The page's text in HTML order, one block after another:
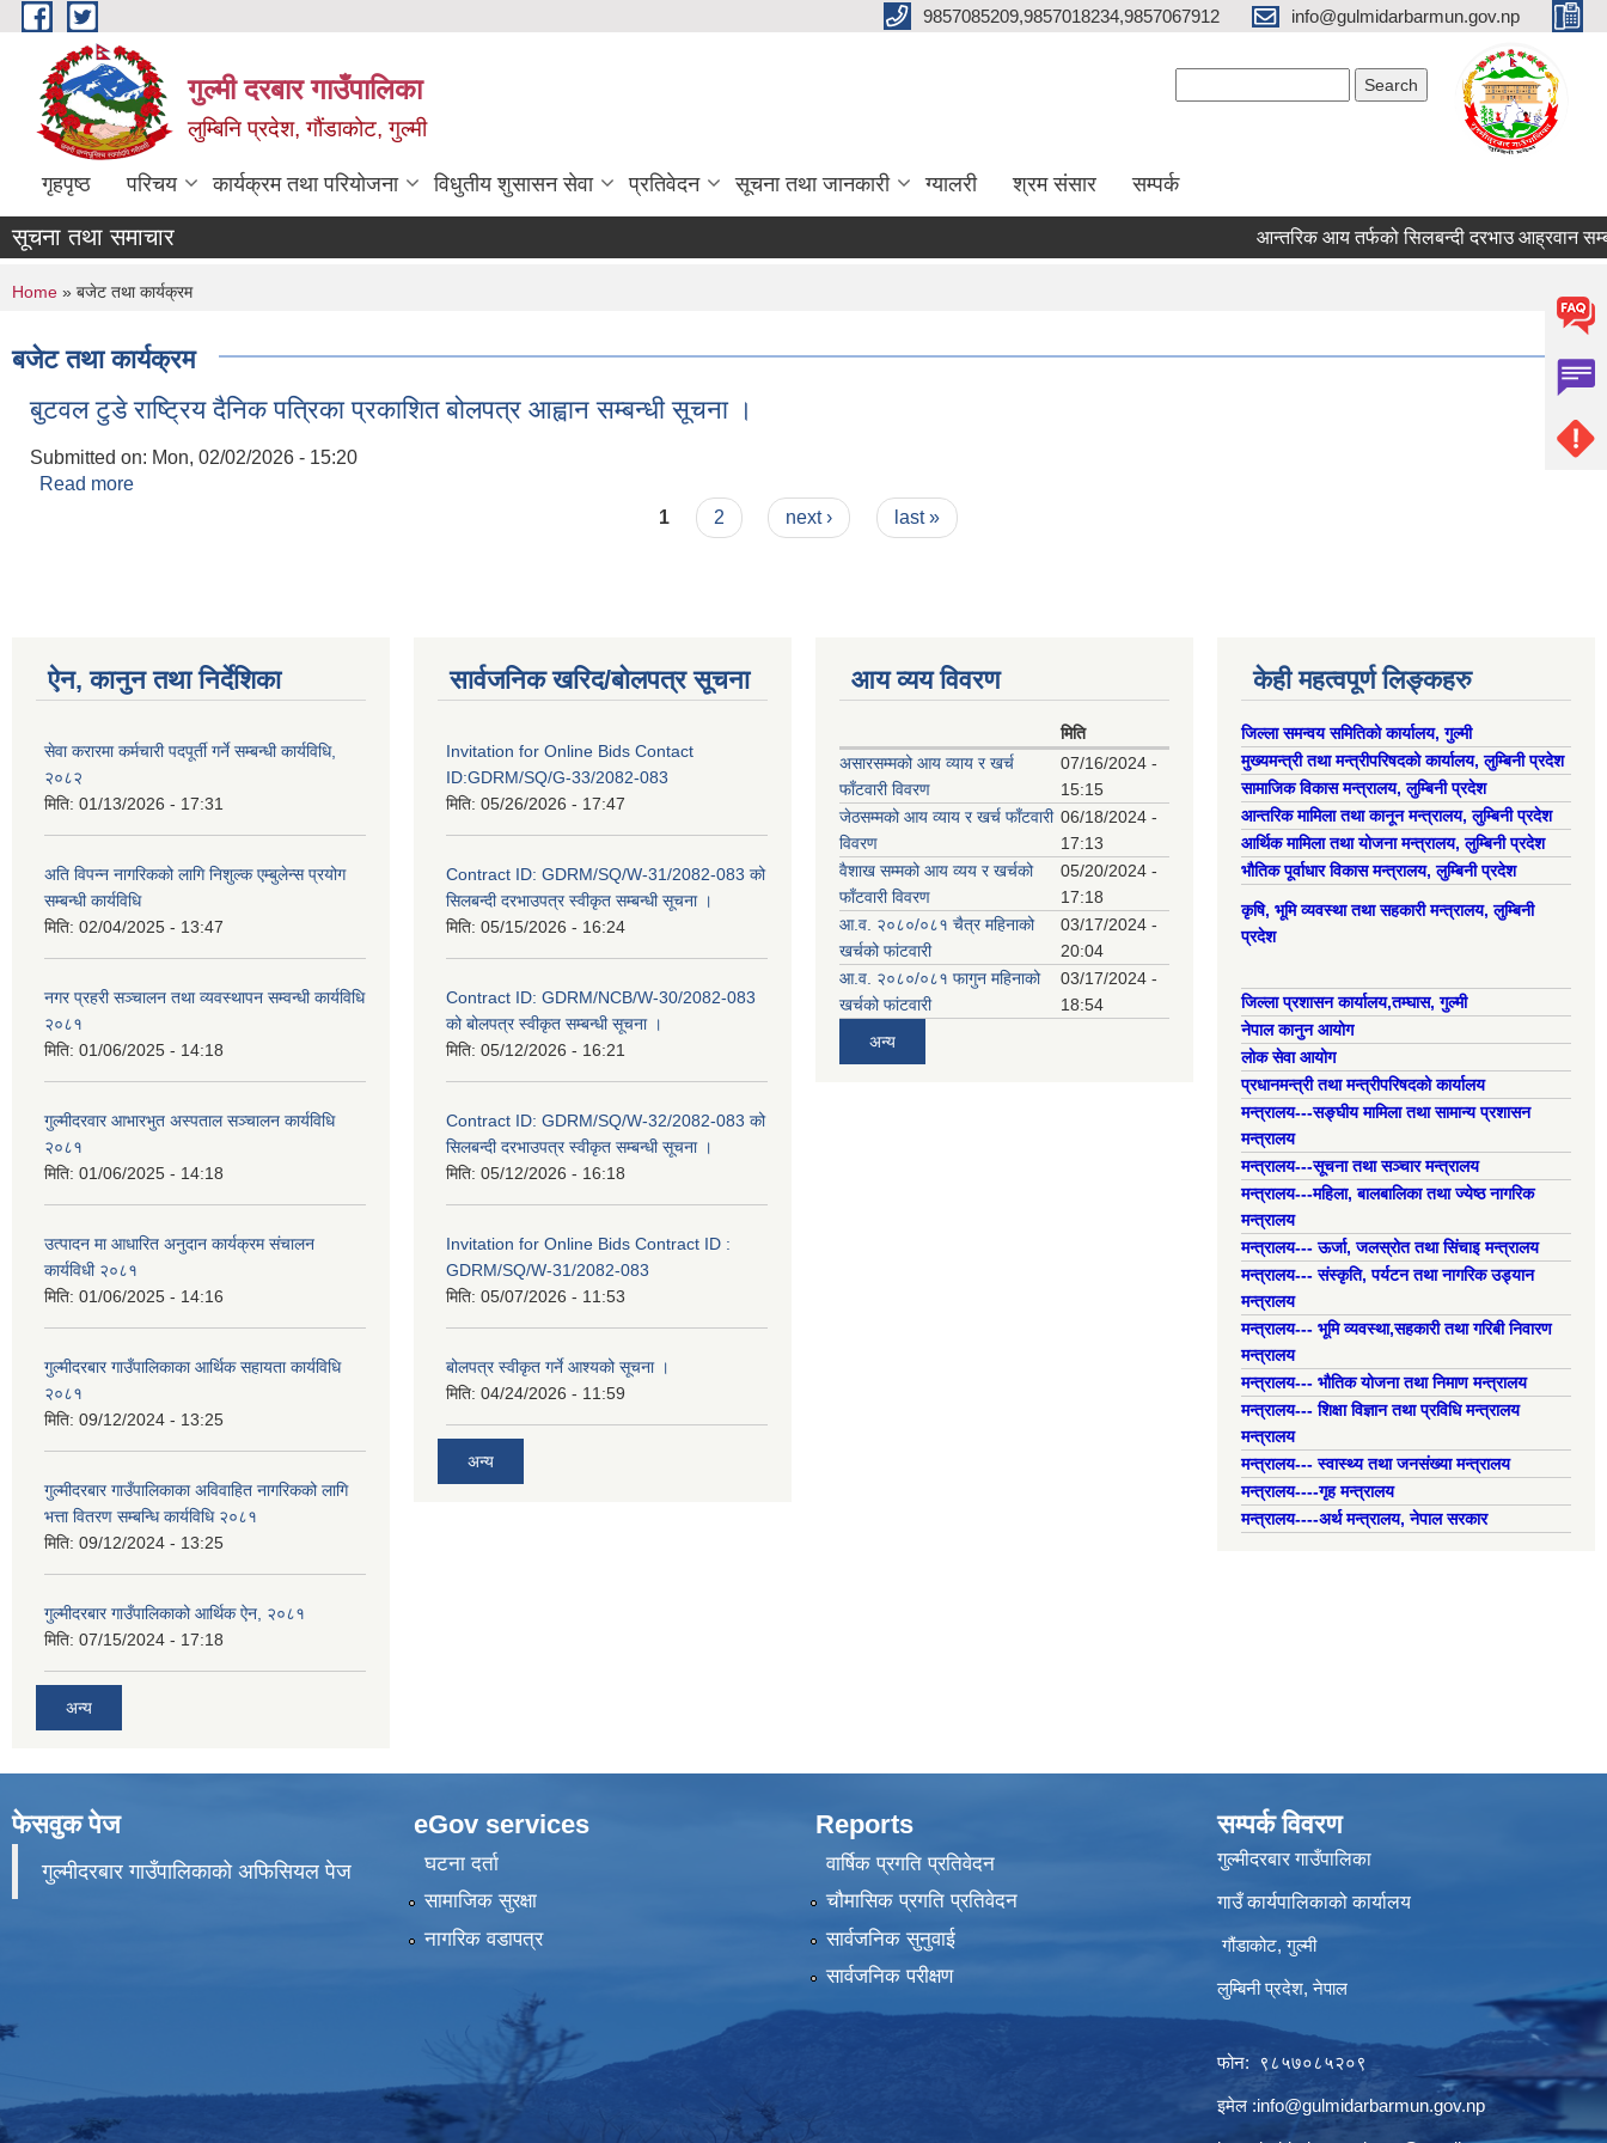
Skip to main content 9857085209,9857018234,9857067912 info@gulmidarbarmun.gov.np
गुल्मी दरबार गाउँपालिका
लुम्बिनि प्रदेश, गौंडाकोट, गुल्मी
गृहपृष्ठ परिचय कार्यक्रम तथा परियोजना विधुतीय शुसासन सेवा प्रतिवेदन सूचना तथा जानकारी ग्यालरी श्रम संसार सम्पर्क
सूचना तथा समाचार आन्तरिक आय तर्फको सिलबन्दी दरभाउ आह्रवान
You are here
Home » बजेट तथा कार्यक्रम
बजेट तथा कार्यक्रम
बुटवल टुडे राष्ट्रिय दैनिक पत्रिका प्रकाशित बोलपत्र आह्वान सम्बन्धी सूचना ।
Submitted on: Mon, 02/02/2026 - 15:20
Read more
1 2 next › last »
ऐन, कानुन तथा निर्देशिका
सेवा करारमा कर्मचारी पदपूर्ती गर्ने सम्बन्धी कार्यविधि,
२०८२
मिति: 01/13/2026 - 17:31
अति विपन्न नागरिकको लागि निशुल्क एम्बुलेन्स प्रयोग
सम्बन्धी कार्यविधि
मिति: 02/04/2025 - 13:47
नगर प्रहरी सञ्चालन तथा व्यवस्थापन सम्वन्धी कार्यविधि
२०८१
मिति: 01/06/2025 - 14:18
गुल्मीदरवार आभारभुत अस्पताल सञ्चालन कार्यविधि
२०८१
मिति: 01/06/2025 - 14:18
उत्पादन मा आधारित अनुदान कार्यक्रम संचालन
कार्यविधी २०८१
मिति: 01/06/2025 - 14:16
गुल्मीदरबार गाउँपालिकाका आर्थिक सहायता कार्यविधि
२०८१
मिति: 09/12/2024 - 13:25
गुल्मीदरबार गाउँपालिकाका अविवाहित नागरिकको लागि
भत्ता वितरण सम्बन्धि कार्यविधि २०८१
मिति: 09/12/2024 - 13:25
गुल्मीदरबार गाउँपालिकाको आर्थिक ऐन, २०८१
मिति: 07/15/2024 - 17:18
अन्य
सार्वजनिक खरिद/बोलपत्र सूचना
Invitation for Online Bids Contact
ID:GDRM/SQ/G-33/2082-083
मिति: 05/26/2026 - 17:47
Contract ID: GDRM/SQ/W-31/2082-083 को
सिलबन्दी दरभाउपत्र स्वीकृत सम्बन्धी सूचना ।
मिति: 05/15/2026 - 16:24
Contract ID: GDRM/NCB/W-30/2082-083
को बोलपत्र स्वीकृत सम्बन्धी सूचना ।
मिति: 05/12/2026 - 16:21
Contract ID: GDRM/SQ/W-32/2082-083 को
सिलबन्दी दरभाउपत्र स्वीकृत सम्बन्धी सूचना ।
मिति: 05/12/2026 - 16:18
Invitation for Online Bids Contract ID :
GDRM/SQ/W-31/2082-083
मिति: 05/07/2026 - 11:53
बोलपत्र स्वीकृत गर्ने आश्यको सूचना ।
मिति: 04/24/2026 - 11:59
अन्य
आय व्यय विवरण
मिति
असारसम्मको आय व्याय र खर्च
फाँटवारी विवरण
07/16/2024 -
15:15
जेठसम्मको आय व्याय र खर्च फाँटवारी
विवरण
06/18/2024 -
17:13
वैशाख सम्मको आय व्यय र खर्चको
फाँटवारी विवरण
05/20/2024 -
17:18
आ.व. २०८०/०८१ चैत्र महिनाको
खर्चको फांटवारी
03/17/2024 -
20:04
आ.व. २०८०/०८१ फागुन महिनाको
खर्चको फांटवारी
03/17/2024 -
18:54
अन्य
केही महत्वपूर्ण लिङ्कहरु
जिल्ला समन्वय समितिको कार्यालय, गुल्मी
मुख्यमन्त्री तथा मन्त्रीपरिषदको कार्यालय, लुम्बिनी प्रदेश
सामाजिक विकास मन्त्रालय, लुम्बिनी प्रदेश
आन्तरिक मामिला तथा कानून मन्त्रालय, लुम्बिनी प्रदेश
आर्थिक मामिला तथा योजना मन्त्रालय, लुम्बिनी प्रदेश
भौतिक पूर्वाधार विकास मन्त्रालय, लुम्बिनी प्रदेश
कृषि, भूमि व्यवस्था तथा सहकारी मन्त्रालय, लुम्बिनी
प्रदेश
जिल्ला प्रशासन कार्यालय,तम्घास, गुल्मी
नेपाल कानुन आयोग
लोक सेवा आयोग
प्रधानमन्त्री तथा मन्त्रीपरिषदको कार्यालय
मन्त्रालय---सङ्घीय मामिला तथा सामान्य प्रशासन
मन्त्रालय
मन्त्रालय---सूचना तथा सञ्चार मन्त्रालय
मन्त्रालय---महिला, बालबालिका तथा ज्येष्ठ नागरिक
मन्त्रालय
मन्त्रालय--- ऊर्जा, जलस्रोत तथा सिंचाइ मन्त्रालय
मन्त्रालय--- संस्कृति, पर्यटन तथा नागरिक उड्यान
मन्त्रालय
मन्त्रालय--- भूमि व्यवस्था,सहकारी तथा गरिबी निवारण
मन्त्रालय
मन्त्रालय--- भौतिक योजना तथा निमाण मन्त्रालय
मन्त्रालय--- शिक्षा विज्ञान तथा प्रविधि मन्त्रालय
मन्त्रालय
मन्त्रालय--- स्वास्थ्य तथा जनसंख्या मन्त्रालय
मन्त्रालय----गृह मन्त्रालय
मन्त्रालय----अर्थ मन्त्रालय, नेपाल सरकार
फेसवुक पेज
गुल्मीदरबार गाउँपालिकाको अफिसियल पेज
eGov services
घटना दर्ता
सामाजिक सुरक्षा
नागरिक वडापत्र
Reports
वार्षिक प्रगति प्रतिवेदन
चौमासिक प्रगति प्रतिवेदन
सार्वजनिक सुनुवाई
सार्वजनिक परीक्षण
सम्पर्क विवरण
गुल्मीदरबार गाउँपालिका
गाउँ कार्यपालिकाको कार्यालय
गौंडाकोट, गुल्मी
लुम्बिनी प्रदेश, नेपाल
फोन: ९८५७०८५२०९
इमेल :info@gulmidarbarmun.gov.np